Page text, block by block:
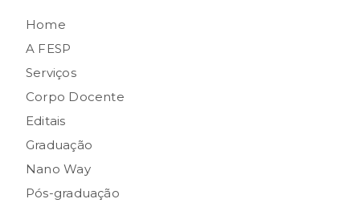
Home
A FESP
Serviços
Corpo Docente
Editais
Graduação
Nano Way
Pós-graduação